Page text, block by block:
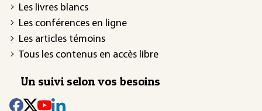
Les livres blancs
Les conférences en ligne
Les articles témoins
Tous les contenus en accès libre
Un suivi selon vos besoins